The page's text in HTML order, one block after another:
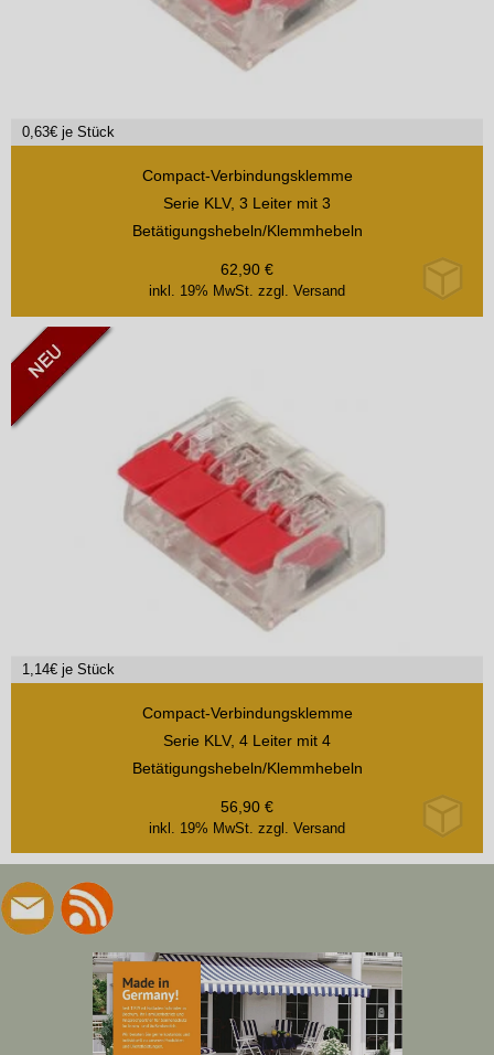
0,63€ je Stück
Compact-Verbindungsklemme
Serie KLV, 3 Leiter mit 3
Betätigungshebeln/Klemmhebeln
inkl. 19% MwSt. zzgl. Versand
62,90 €
1,14€ je Stück
Compact-Verbindungsklemme
Serie KLV, 4 Leiter mit 4
Betätigungshebeln/Klemmhebeln
inkl. 19% MwSt. zzgl. Versand
56,90 €